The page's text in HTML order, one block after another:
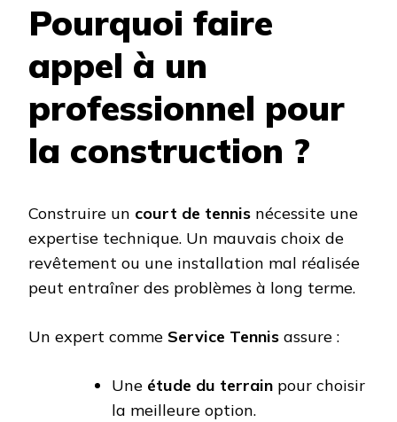
Pourquoi faire
appel à un
professionnel pour
la construction ?
Construire un court de tennis nécessite une
expertise technique. Un mauvais choix de
revêtement ou une installation mal réalisée
peut entraîner des problèmes à long terme.
Un expert comme Service Tennis assure :
Une étude du terrain pour choisir
la meilleure option.